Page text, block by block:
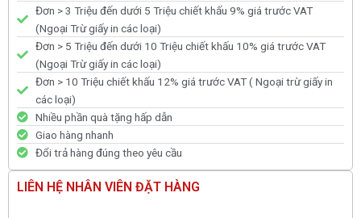
Đơn > 3 Triệu đến dưới 5 Triệu chiết khấu 9% giá trước VAT
(Ngoại Trừ giấy in các loại)
Đơn > 5 Triệu đến dưới 10 Triệu chiết khấu 10% giá trước VAT
(Ngoại Trừ giấy in các loại)
Đơn > 10 Triệu chiết khấu 12% giá trước VAT ( Ngoại trừ giấy in
các loại)
Nhiều phần quà tặng hấp dẫn
Giao hàng nhanh
Đổi trả hàng đúng theo yêu cầu
LIÊN HỆ NHÂN VIÊN ĐẶT HÀNG